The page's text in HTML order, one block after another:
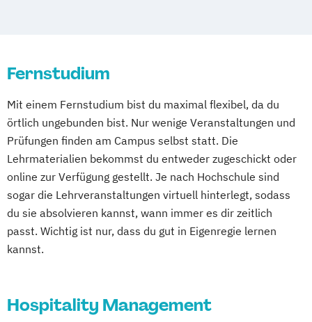
Consulting
Tourismusökonom (FH)
Fernstudium
Mit einem Fernstudium bist du maximal flexibel, da du
örtlich ungebunden bist. Nur wenige Veranstaltungen und
Prüfungen finden am Campus selbst statt. Die
Lehrmaterialien bekommst du entweder zugeschickt oder
online zur Verfügung gestellt. Je nach Hochschule sind
sogar die Lehrveranstaltungen virtuell hinterlegt, sodass
du sie absolvieren kannst, wann immer es dir zeitlich
passt. Wichtig ist nur, dass du gut in Eigenregie lernen
kannst.
Hospitality Management